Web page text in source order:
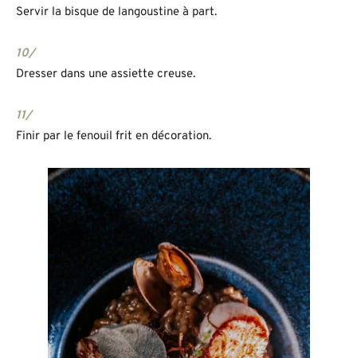
Servir la bisque de langoustine à part.
10/
Dresser dans une assiette creuse.
11/
Finir par le fenouil frit en décoration.